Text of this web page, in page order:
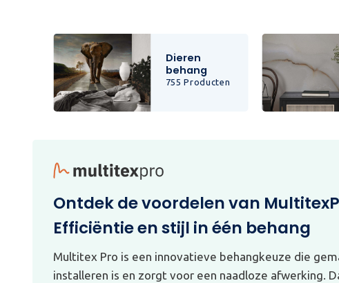
Dieren
behang
755 Producten
Ontdek de voordelen van
Efficiëntie en stijl in één behang
Multitex Pro is een innovatieve behangkeuze die
installeren is en zorgt voor een naadloze afwerking.